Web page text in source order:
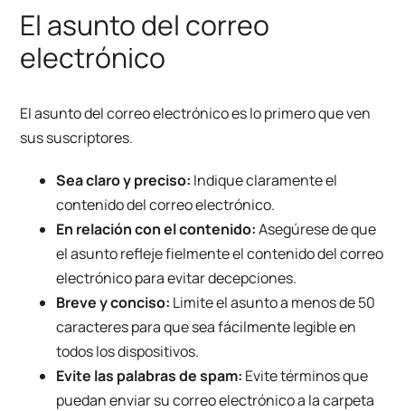
El asunto del correo
electrónico
El asunto del correo electrónico es lo primero que ven
sus suscriptores.
Sea claro y preciso: Indique claramente el
contenido del correo electrónico.
En relación con el contenido:Asegúrese de que
el asunto refleje fielmente el contenido del correo
electrónico para evitar decepciones.
Breve y conciso: Limite el asunto a menos de 50
caracteres para que sea fácilmente legible en
todos los dispositivos.
Evite las palabras de spam: Evite términos que
puedan enviar su correo electrónico a la carpeta